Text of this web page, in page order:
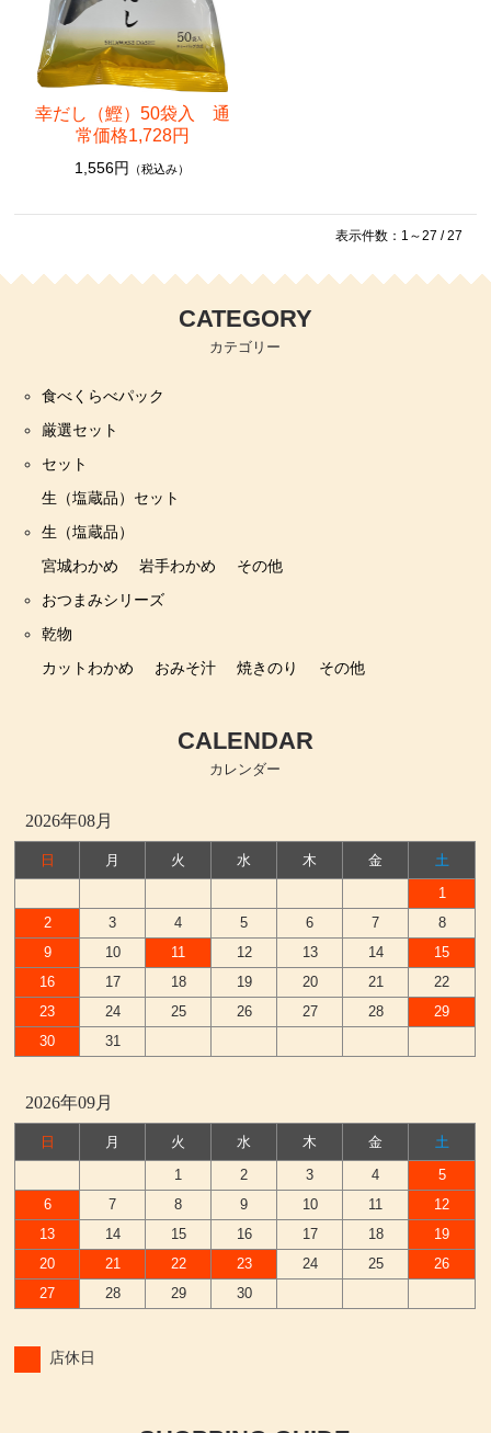
幸だし（鰹）50袋入 通
常価格1,728円
1,556円 （税込み）
表示件数：1～27 / 27
CATEGORY
カテゴリー
食べくらべパック
厳選セット
セット
生（塩蔵品）セット
生（塩蔵品）
宮城わかめ
岩手わかめ
その他
おつまみシリーズ
乾物
カットわかめ
おみそ汁 焼きのり その他
CALENDAR
カレンダー
2026年08月
日 月 火 水 木 金
土
1
2
3 4 5 6 7
8
9
10 11 12 13 14
15
16
17 18 19 20 21
22
23
24 25 26 27 28
29
30
31
2026年09月
日 月 火 水 木 金
土
1
2 3 4
5
6
7 8 9 10 11
12
13
14 15 16 17 18
19
20
21 22 23 24 25
26
27
28 29 30
店休日